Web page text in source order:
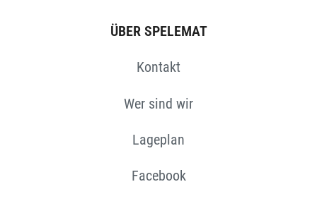
ÜBER SPELEMAT
Kontakt
Wer sind wir
Lageplan
Facebook